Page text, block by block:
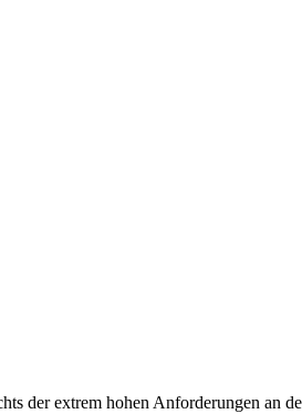
der extrem hohen Anforderungen an